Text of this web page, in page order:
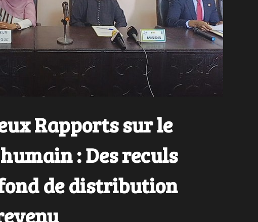
Rapports sur le
: Des reculs
de distribution